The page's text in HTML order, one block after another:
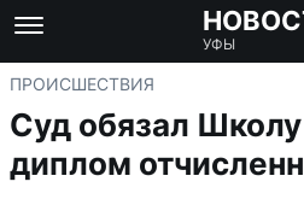
УФЫ
ПРОИСШЕСТВИЯ
Суд обязал
диплом